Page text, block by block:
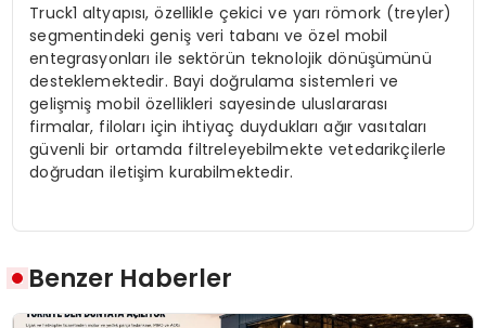
Truck1 altyapısı, özellikle çekici ve yarı römork (treyler)
segmentindeki geniş veri tabanı ve özel mobil
entegrasyonları ile sektörün teknolojik dönüşümünü
desteklemektedir. Bayi doğrulama sistemleri ve
gelişmiş mobil özellikleri sayesinde uluslararası
firmalar, filoları için ihtiyaç duydukları ağır vasıtaları
güvenli bir ortamda filtreleyebilmekte vetedarikçilerle
doğrudan iletişim kurabilmektedir.
Benzer Haberler